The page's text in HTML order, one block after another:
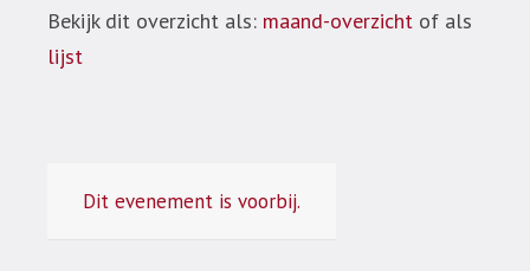
Bekijk dit overzicht als: maand-overzicht of als
lijst
Dit evenement is voorbij.